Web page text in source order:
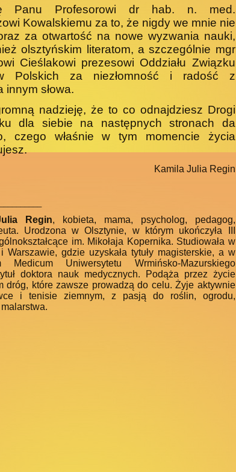
Panu Profesorowi dr hab. n. med.
Kowalskiemu za to, że nigdy we mnie nie
za otwartość na nowe wyzwania nauki,
olsztyńskim literatom, a szczególnie mgr
Cieślakowi prezesowi Oddziału Związku
Polskich za niezłomność i radość z
innym słowa.
nadzieję, że to co odnajdziesz Drogi
dla siebie na następnych stronach da
czego właśnie w tym mo­mencie życia
Kamila Julia Regin
Regin, kobieta, mama, psycholog, pedagog,
Urodzona w Olsztynie, w którym ukończyła III
im. Mikołaja Kopernika. Studiowała w
Warszawie, gdzie uzyskała tytuły magisterskie, a w
Medicum Uniwersytetu Wrmińsko-Mazurskiego
doktora nauk medycznych. Podąża przez życie
dróg, które zawsze prowadzą do celu. Żyje aktywnie
i tenisie ziemnym, z pasją do roślin, ogrodu,
malarstwa.